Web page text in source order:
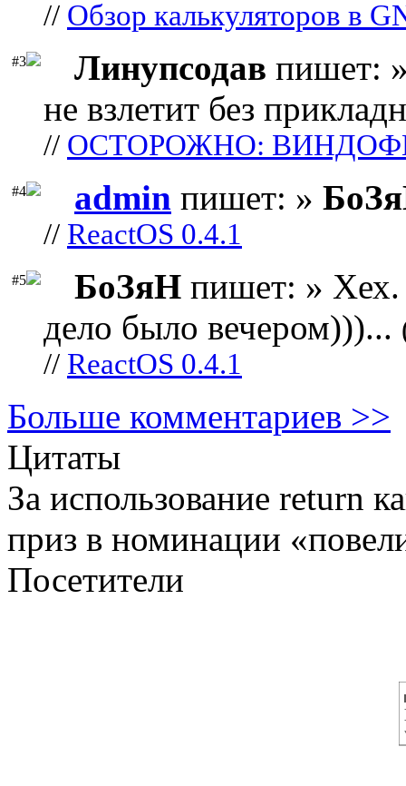
// Обзор калькуляторов в
#3 Линупсодав пишет:
не взлетит без
// ОСТОРОЖНО:
#4 admin пишет: »
// ReactOS 0.4.1
#5 БоЗяН пишет: » Хех.
дело было вечером)))...
// ReactOS 0.4.1
Больше комментариев >>
Цитаты
За использование return
приз в номинации
Посетители